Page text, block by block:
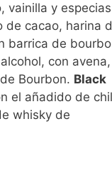
vainilla y
de cacao, harina
barrica de
con avena,
Bourbon. Black
el añadido de
whisky de